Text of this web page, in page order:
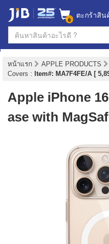
0 ตะกร้าสิน
หน้าแรก APPLE PRODUCTS
Covers : Item#: MA7F4FE/A [
Apple iPhone
ase with